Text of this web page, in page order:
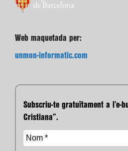
Web maquetada per:
unmon-informatic.com
Subscriu-te gratuïtament a l’e-
Cristiana”.